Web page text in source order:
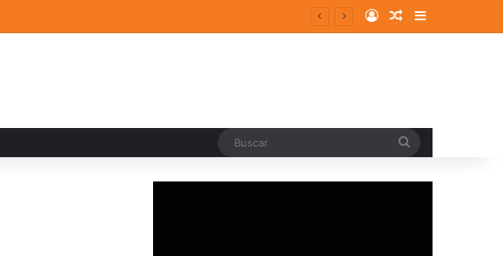
obras de artistas emergentes y consolidados Log InRandom Article
Sidebar